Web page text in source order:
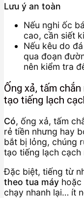
Lưu ý an toàn
Nếu nghi ốc
cao, cần siết
Nếu kêu do
qua đoạn
nên kiểm tra
Ống xả, tấm
tạo tiếng lạch
Có, ống xả, tấm
rẻ tiền nhưng hay
bắt bị lỏng, chúng
tạo tiếng lạch
Đặc biệt, tiếng từ
theo tua máy hoặc
chạy nhanh lại… ít